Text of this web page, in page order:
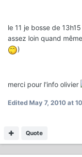
le 11 je bosse de
assez loin quand
)
merci pour l'info olivier
EditedMay 7, 2010 at
Quote